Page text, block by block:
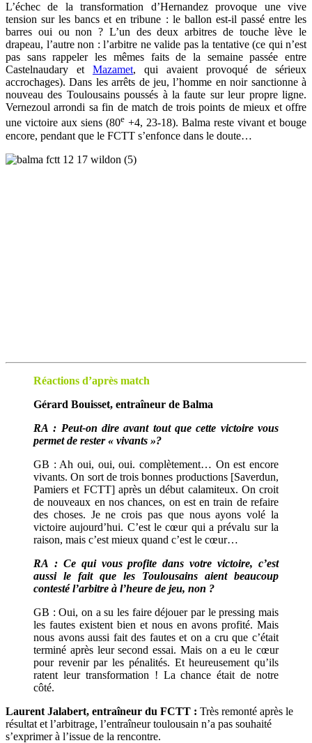
L’échec de la transformation d’Hernandez provoque une vive
tension sur les bancs et en tribune : le ballon est-il passé entre les
barres oui ou non ? L’un des deux arbitres de touche lève le
drapeau, l’autre non : l’arbitre ne valide pas la tentative (ce qui n’est
pas sans rappeler les mêmes faits de la semaine passée entre
Castelnaudary et Mazamet, qui avaient provoqué de sérieux
accrochages). Dans les arrêts de jeu, l’homme en noir sanctionne à
nouveau des Toulousains poussés à la faute sur leur propre ligne.
Vernezoul arrondi sa fin de match de trois points de mieux et offre
une victoire aux siens (80e +4, 23-18). Balma reste vivant et bouge
encore, pendant que le FCTT s’enfonce dans le doute…
Réactions d’après match
Gérard Bouisset, entraîneur de Balma
RA : Peut-on dire avant tout que cette victoire vous
permet de rester « vivants »?
GB : Ah oui, oui, oui. complètement… On est encore
vivants. On sort de trois bonnes productions [Saverdun,
Pamiers et FCTT] après un début calamiteux. On croit
de nouveaux en nos chances, on est en train de refaire
des choses. Je ne crois pas que nous ayons volé la
victoire aujourd’hui. C’est le cœur qui a prévalu sur la
raison, mais c’est mieux quand c’est le cœur…
RA : Ce qui vous profite dans votre victoire, c’est
aussi le fait que les Toulousains aient beaucoup
contesté l’arbitre à l’heure de jeu, non ?
GB : Oui, on a su les faire déjouer par le pressing mais
les fautes existent bien et nous en avons profité. Mais
nous avons aussi fait des fautes et on a cru que c’était
terminé après leur second essai. Mais on a eu le cœur
pour revenir par les pénalités. Et heureusement qu’ils
ratent leur transformation ! La chance était de notre
côté.
Laurent Jalabert, entraîneur du FCTT : Très remonté après le
résultat et l’arbitrage, l’entraîneur toulousain n’a pas souhaité
s’exprimer à l’issue de la rencontre.